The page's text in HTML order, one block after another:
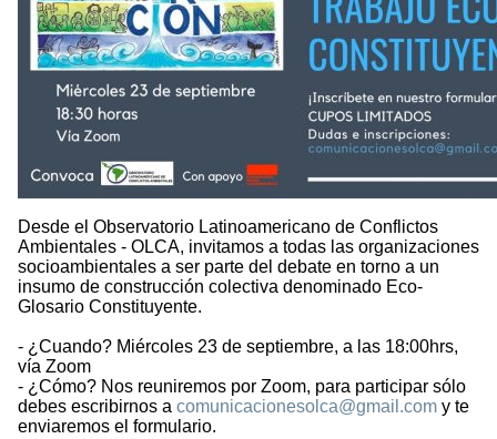
Desde el Observatorio Latinoamericano de Conflictos
Ambientales - OLCA, invitamos a todas las organizaciones
socioambientales a ser parte del debate en torno a un
insumo de construcción colectiva denominado Eco-
Glosario Constituyente.
- ¿Cuando? Miércoles 23 de septiembre, a las 18:00hrs,
vía Zoom
- ¿Cómo? Nos reuniremos por Zoom, para participar sólo
debes escribirnos a comunicacionesolca@gmail.com y te
enviaremos el formulario.